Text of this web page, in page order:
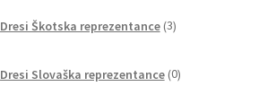
Dresi Škotska reprezentance 3izdelki
Dresi Slovaška reprezentance 0izdelkov